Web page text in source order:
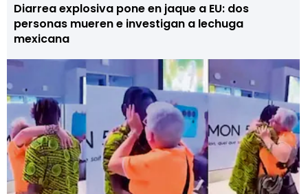
Diarrea explosiva pone en jaque a EU: dos
personas mueren e investigan a lechuga
mexicana